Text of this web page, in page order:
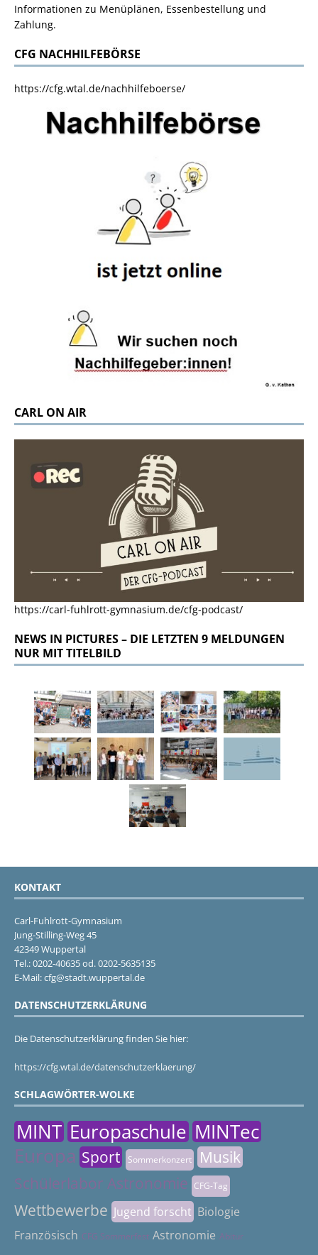
Informationen zu Menüplänen, Essenbestellung und
Zahlung.
CFG NACHHILFEBÖRSE
https://cfg.wtal.de/nachhilfeboerse/
CARL ON AIR
https://carl-fuhlrott-gymnasium.de/cfg-podcast/
NEWS IN PICTURES – DIE LETZTEN 9 MELDUNGEN
NUR MIT TITELBILD
KONTAKT
Carl-Fuhlrott-Gymnasium
Jung-Stilling-Weg 45
42349 Wuppertal
Tel.: 0202-40635 od. 0202-5635135
E-Mail: cfg@stadt.wuppertal.de
DATENSCHUTZERKLÄRUNG
Die Datenschutzerklärung finden Sie hier:
https://cfg.wtal.de/datenschutzerklaerung/
SCHLAGWÖRTER-WOLKE
MINT Europaschule MINTec
Europa Sport Sommerkonzert
Musik
Schülerlabor Astronomie CFG-Tag
Wettbewerbe Jugend forscht Biologie
Französisch CFG Sommerfest Astronomie Abitur